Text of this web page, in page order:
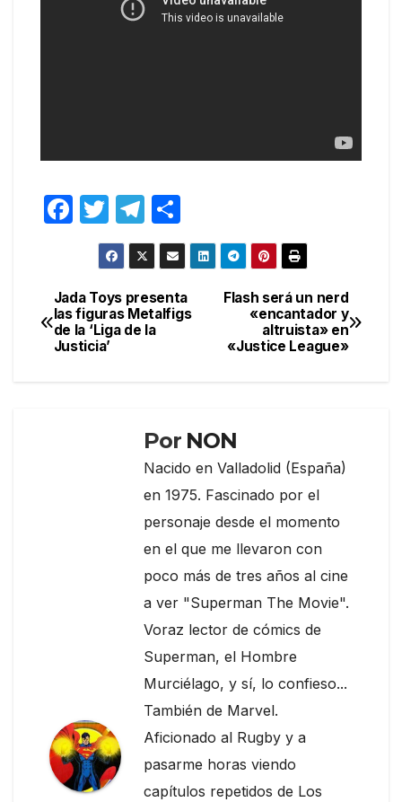
F
e
b
o
T
w
itt
er
T
el
e
gr
a
o
m
p
ar
Navegación
de
Flash será un nerd
«encantador y
altruista» en
«Justice League»
Jada Toys presenta
las figuras Metalfigs
de la ‘Liga de la
Justicia’
Por NON
Nacido en Valladolid (España)
en 1975. Fascinado por el
personaje desde el momento
en el que me llevaron con
poco más de tres años al cine
a ver "Superman The Movie".
Voraz lector de cómics de
Superman, el Hombre
Murciélago, y sí, lo confieso...
También de Marvel.
Aficionado al Rugby y a
pasarme horas viendo
capítulos repetidos de Los